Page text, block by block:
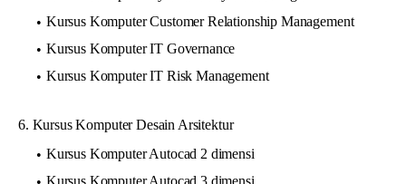
Kursus Komputer Customer Relationship Management
Kursus Komputer IT Governance
Kursus Komputer IT Risk Management
6. Kursus Komputer Desain Arsitektur
Kursus Komputer Autocad 2 dimensi
Kursus Komputer Autocad 3 dimensi